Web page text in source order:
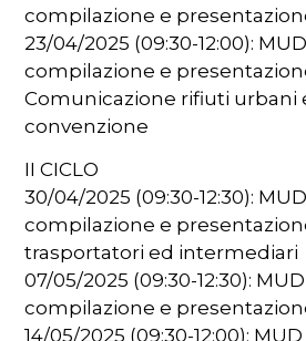
compilazione e
23/04/2025 (09:30-12:00):
compilazione e
Comunicazione rifiuti urbani
convenzione
II CICLO
30/04/2025 (09:30-12:30):
compilazione e
trasportatori ed intermediari
07/05/2025 (09:30-12:30):
compilazione e
14/05/2025 (09:30-12:00):